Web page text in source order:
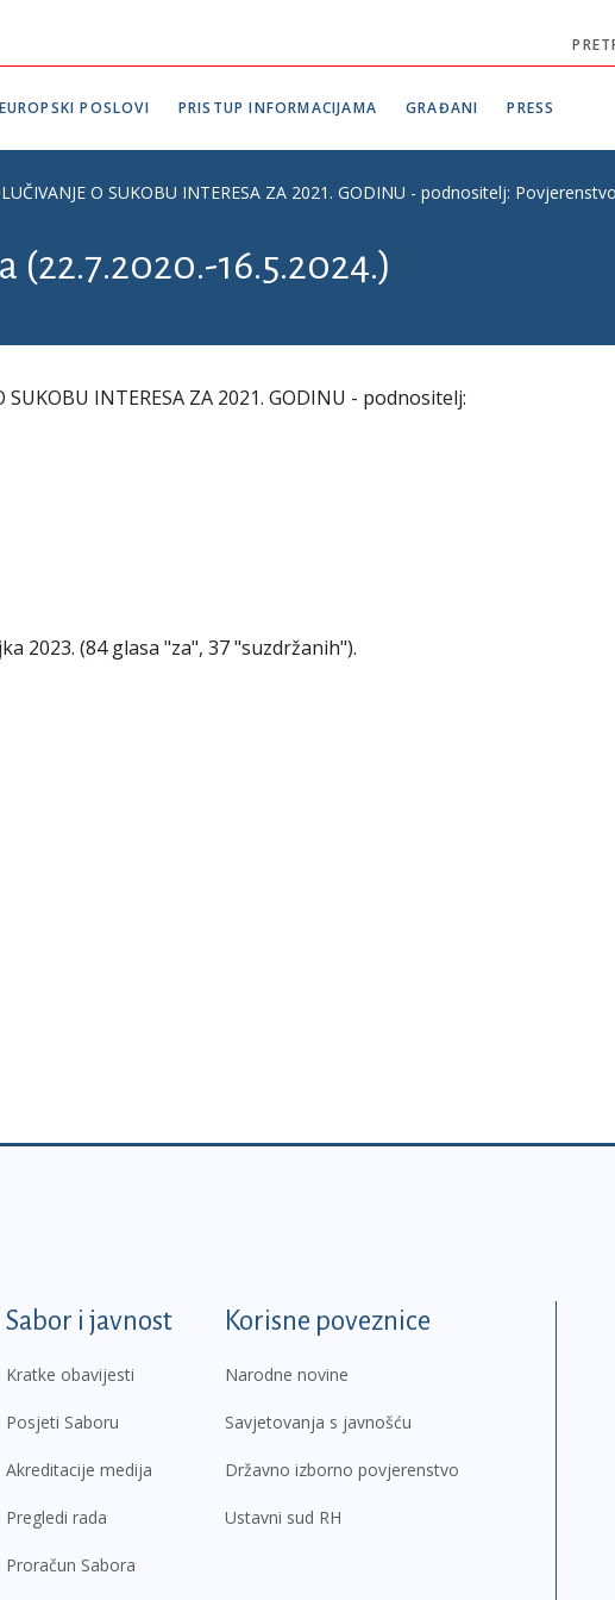
EUROPSKI POSLOVI PRISTUP INFORMACIJAMA GRAĐANI PRESS
O SUKOBU INTERESA ZA 2021. GODINU - podnositelj:
(22.7.2020.-16.5.2024.)
SUKOBU INTERESA ZA 2021. GODINU - podnositelj:
2023. (84 glasa "za", 37 "suzdržanih").
Sabor i javnost
Kratke obavijesti
Posjeti Saboru
Akreditacije medija
Pregledi rada
Proračun Sabora
Korisne poveznice
Narodne novine
Savjetovanja s javnošću
Državno izborno povjerenstvo
Ustavni sud RH